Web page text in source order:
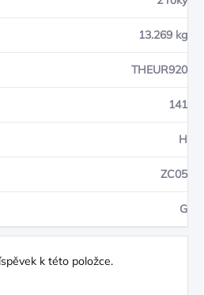
13.269 kg
THEUR920
141
H
ZC05
G
k této položce.